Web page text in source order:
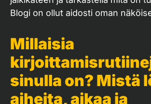
Blogi on ollut aidosti oman
Millaisia
sinulla on? Mistä
aiheita, aikaa ja